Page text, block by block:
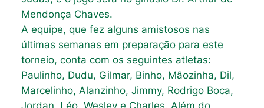
Mendonça Chaves.
A equipe, que fez alguns amistosos nas
últimas semanas em preparação para este
torneio, conta com os seguintes atletas:
Paulinho, Dudu, Gilmar, Binho, Mãozinha, Dil,
Marcelinho, Alanzinho, Jimmy, Rodrigo Boca,
Jordan, Léo, Wesley e Charles. Além do